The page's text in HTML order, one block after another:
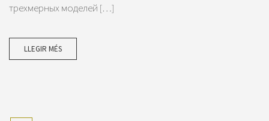
трехмерных моделей […]
LLEGIR MÉS